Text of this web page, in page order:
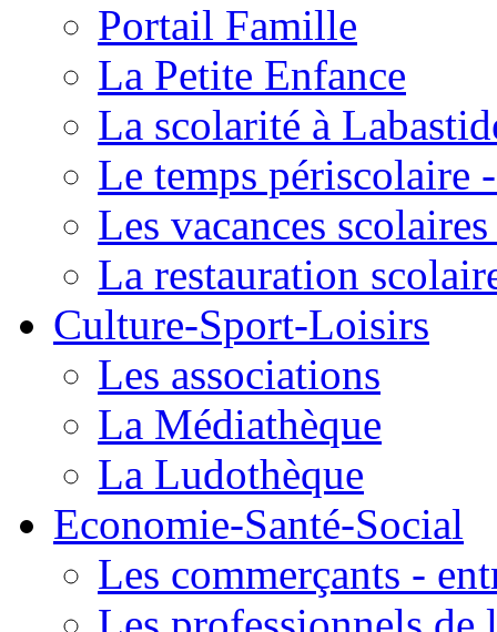
Portail Famille
La Petite Enfance
La scolarité à
Le temps périscolaire
Les vacances
La restauration
Culture-Sport-Loisirs
Les associations
La Médiathèque
La Ludothèque
Economie-Santé-Social
Les commerçants -